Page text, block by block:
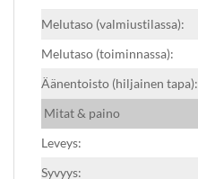
Melutaso (valmiustilassa):
Melutaso (toiminnassa):
Äänentoisto (hiljainen tapa):
Mitat & paino
Leveys:
Syvyys: